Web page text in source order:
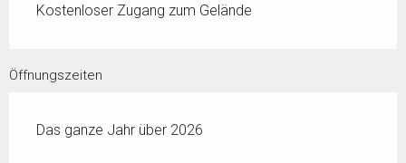
Kostenloser Zugang zum Gelände
Öffnungszeiten
Das ganze Jahr über 2026